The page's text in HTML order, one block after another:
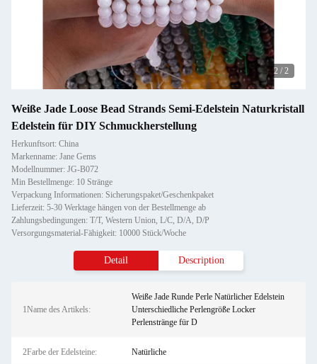
2 / 2
Weiße Jade Loose Bead Strands Semi-Edelstein Naturkristall
Edelstein für DIY Schmuckherstellung
Herkunftsort: China
Markenname: Jane Gems
Modellnummer: JG-B072
Min Bestellmenge: 10 Stränge
Verpackung Informationen: Sicherungspaket/Geschenkpaket
Lieferzeit: 5-30 Werktage hängen von der Bestellmenge ab
Zahlungsbedingungen: T/T, Western Union, L/C, D/A, D/P
Versorgungsmaterial-Fähigkeit: 10000 Stück/Woche
Detail Description
1Name des Artikels:
Weiße Jade Runde Perle Natürlicher Edelstein
Unterschiedliche Perlengröße Locker
Perlenstränge für D
2Farbe der Edelsteine: Natürliche